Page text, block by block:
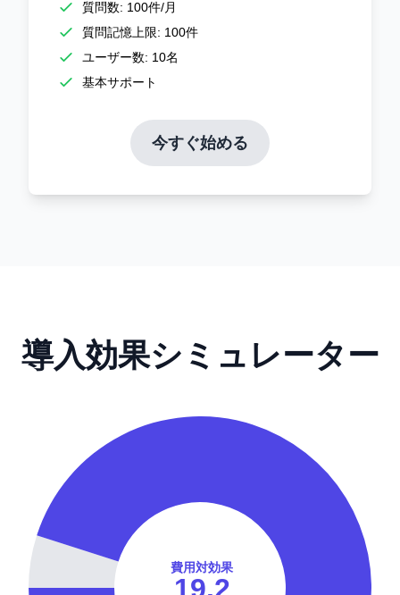
質問数: 100件/月
質問記憶上限: 100件
ユーザー数: 10名
基本サポート
今すぐ始める
導入効果シミュレーター